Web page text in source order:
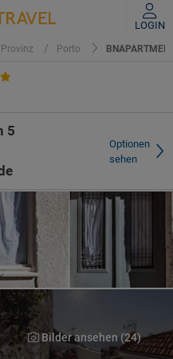
LOGIN
Porto
Optionen
sehen
Bilder ansehen (24)